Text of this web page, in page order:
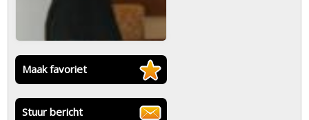
Maak favoriet
Stuur bericht